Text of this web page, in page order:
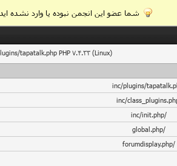
شما عضو این انجمن نبوده یا وارد نشده
tapatalk.php PHP 7.4.33 (Linux)
/inc/init.php
/global.php
/forumdisplay.php